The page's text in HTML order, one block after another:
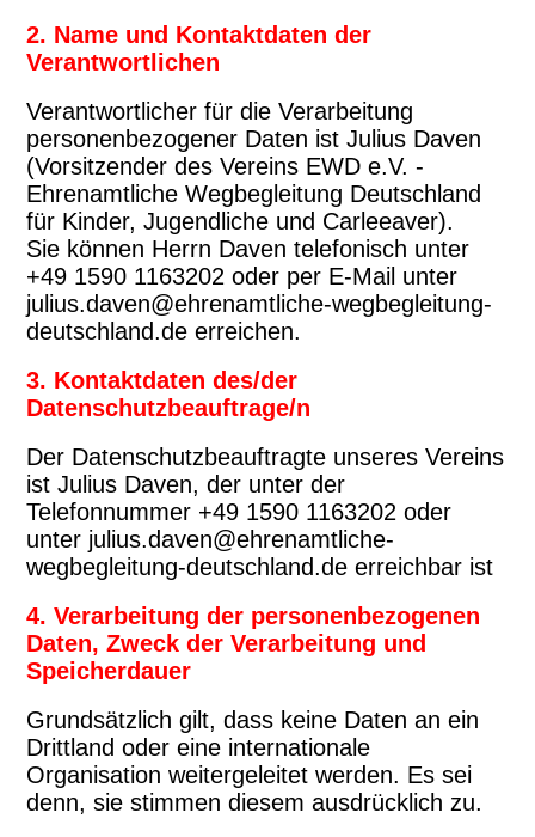
2. Name und Kontaktdaten der
Verantwortlichen
Verantwortlicher für die Verarbeitung
personenbezogener Daten ist Julius Daven
(Vorsitzender des Vereins EWD e.V. -
Ehrenamtliche Wegbegleitung Deutschland
für Kinder, Jugendliche und Carleeaver).
Sie können Herrn Daven telefonisch unter
+49 1590 1163202 oder per E-Mail unter
julius.daven@ehrenamtliche-wegbegleitung-
deutschland.de erreichen.
3. Kontaktdaten des/der
Datenschutzbeauftrage/n
Der Datenschutzbeauftragte unseres Vereins
ist Julius Daven, der unter der
Telefonnummer +49 1590 1163202 oder
unter julius.daven@ehrenamtliche-
wegbegleitung-deutschland.de erreichbar ist
4. Verarbeitung der personenbezogenen
Daten, Zweck der Verarbeitung und
Speicherdauer
Grundsätzlich gilt, dass keine Daten an ein
Drittland oder eine internationale
Organisation weitergeleitet werden. Es sei
denn, sie stimmen diesem ausdrücklich zu.